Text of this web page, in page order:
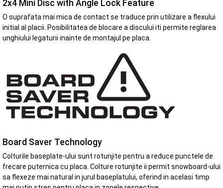
2x4 Mini Disc with Angle Lock Feature
O suprafata mai mica de contact se traduce prin utilizare a flexului
initial al placii. Posibilitatea de blocare a discului iti permite reglarea
unghiului legaturii inainte de montajul pe placa.
Board Saver Technology
Colturile baseplate-ului sunt rotunjite pentru a reduce punctele de
frecare puternica cu placa. Colture rotunjite ii permit snowboard-ului
sa flexeze mai natural in jurul baseplatului, oferind in acelasi timp